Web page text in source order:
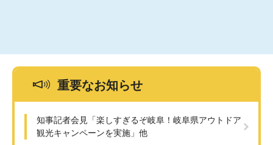
重要なお知らせ
知事記者会見「楽しすぎるぞ岐阜！岐阜県アウトドア
観光キャンペーンを実施」他